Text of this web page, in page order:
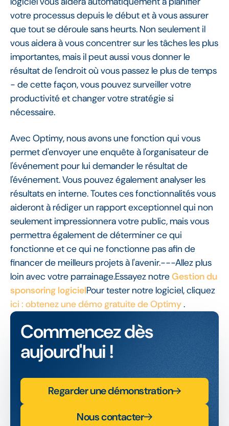
votre processus depuis le début et à vous assurer
que tout se déroule sans heurts. Non seulement il
vous aidera à vous concentrer sur les tâches les plus
importantes, mais il peut aussi vous donner le
résultat de l'endroit où vous passez le plus de temps
- de cette façon, vous pouvez surveiller votre
productivité et changer votre stratégie si
nécessaire.
Avec Optimy, nous avons une fonction qui vous
permet d'envoyer une enquête à l'organisateur de
l'événement pour lui demander le résultat de
l'événement. Vous pouvez également analyser les
résultats en interne. Toutes ces fonctionnalités vous
aideront à rédiger un rapport exceptionnel qui non
seulement impressionnera votre public, mais vous
permettra également de déterminer ce qui
fonctionne et ce qui ne fonctionne pas afin de
financer de meilleurs projets à l'avenir.---Allez plus
loin avec votre parrainage.Essayez notreGestion du
sponsoring logicielPour tester notre logiciel, cliquez
ici : obtenez une démo gratuite de Optimy.
Commencez dès
aujourd'hui !
Regarder une démonstration
Nous contacter